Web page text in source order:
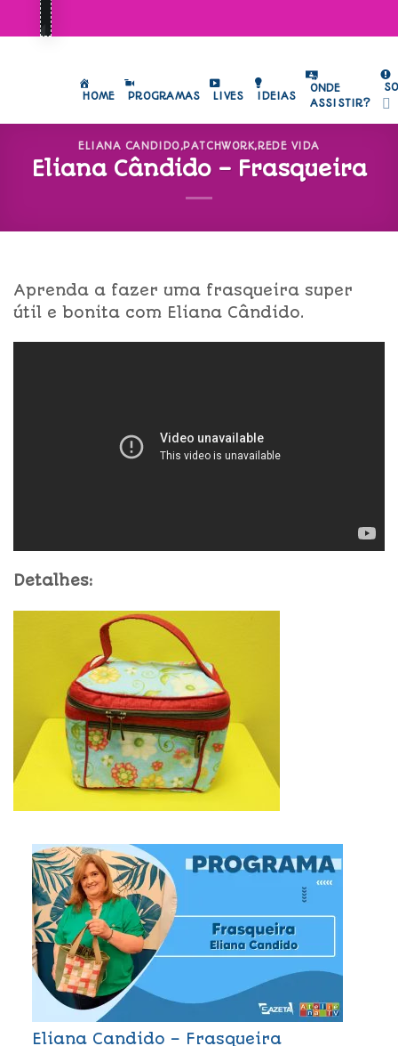
HOME PROGRAMAS LIVES IDEIAS
ONDE
ASSISTIR?
ELIANA CANDIDO,PATCHWORK,REDE VIDA
Eliana Cândido – Frasqueira
Aprenda a fazer uma frasqueira super
útil e bonita com Eliana Cândido.
Detalhes:
Eliana Candido – Frasqueira